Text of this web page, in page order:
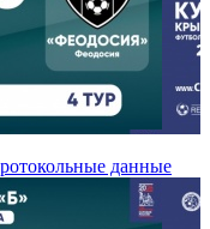
данные